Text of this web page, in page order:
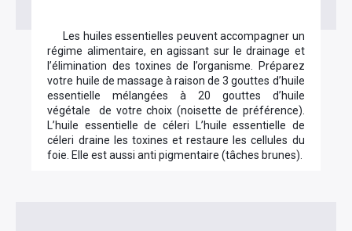
Les huiles essentielles peuvent accompagner un
régime alimentaire, en agissant sur le drainage et
l’élimination des toxines de l’organisme. Préparez
votre huile de massage à raison de 3 gouttes d’huile
essentielle mélangées à 20 gouttes d’huile
végétale de votre choix (noisette de préférence).
L’huile essentielle de céleri L’huile essentielle de
céleri draine les toxines et restaure les cellules du
foie. Elle est aussi anti pigmentaire (tâches brunes).